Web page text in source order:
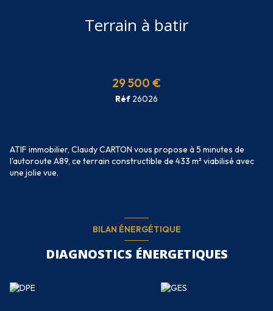
Terrain à batir
29 500 €
Réf 26026
ATIF immobilier, Claudy CARTON vous propose à 5 minutes de
l'autoroute A89, ce terrain constructible de 433 m² viabilisé avec
une jolie vue.
BILAN ÉNERGÉTIQUE
DIAGNOSTICS ÉNERGETIQUES